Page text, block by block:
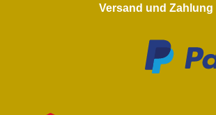
Versand und Zahlung